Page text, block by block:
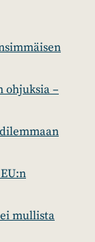
ohjuksia –
mullista